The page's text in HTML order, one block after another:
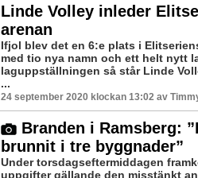
Linde Volley inleder
arenan
Ifjol blev det en 6:e plats i
med tio nya namn och ett helt nytt
laguppställningen så står Linde
...
24 september 2020 klockan 13:02 av
Branden i Ramsberg:
brunnit i tre byggnader”
Under torsdagseftermiddagen
uppgifter gällande den misstänkt